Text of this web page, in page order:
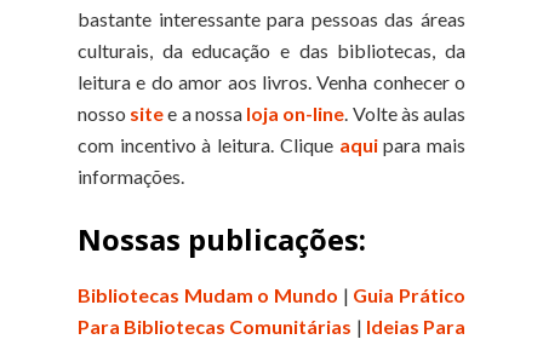
bastante interessante para pessoas das áreas
culturais, da educação e das bibliotecas, da
leitura e do amor aos livros. Venha conhecer o
nosso sitee a nossa loja on-line. Volte às aulas
com incentivo à leitura. Clique aquipara mais
informações.
Nossas publicações:
Bibliotecas Mudam o Mundo | Guia Prático
Para Bibliotecas Comunitárias | Ideias Para